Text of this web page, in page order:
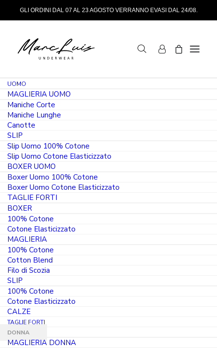
GLI ORDINI DAL 07 AL 23 AGOSTO VERRANNO EVASI DAL 24/08.
UOMO
MAGLIERIA UOMO
Maniche Corte
Maniche Lunghe
Canotte
SLIP
Slip Uomo 100% Cotone
Slip Uomo Cotone Elasticizzato
BOXER UOMO
Boxer Uomo 100% Cotone
Boxer Uomo Cotone Elasticizzato
TAGLIE FORTI
BOXER
100% Cotone
Cotone Elasticizzato
MAGLIERIA
100% Cotone
Cotton Blend
Filo di Scozia
SLIP
100% Cotone
Cotone Elasticizzato
CALZE
TAGLIE FORTI
DONNA
MAGLIERIA DONNA
6 Pezzi - 15%
6 slip donna mini bamboo
elasticizzato morbido,
traspirante e
ipoallergenico bianco e
nero